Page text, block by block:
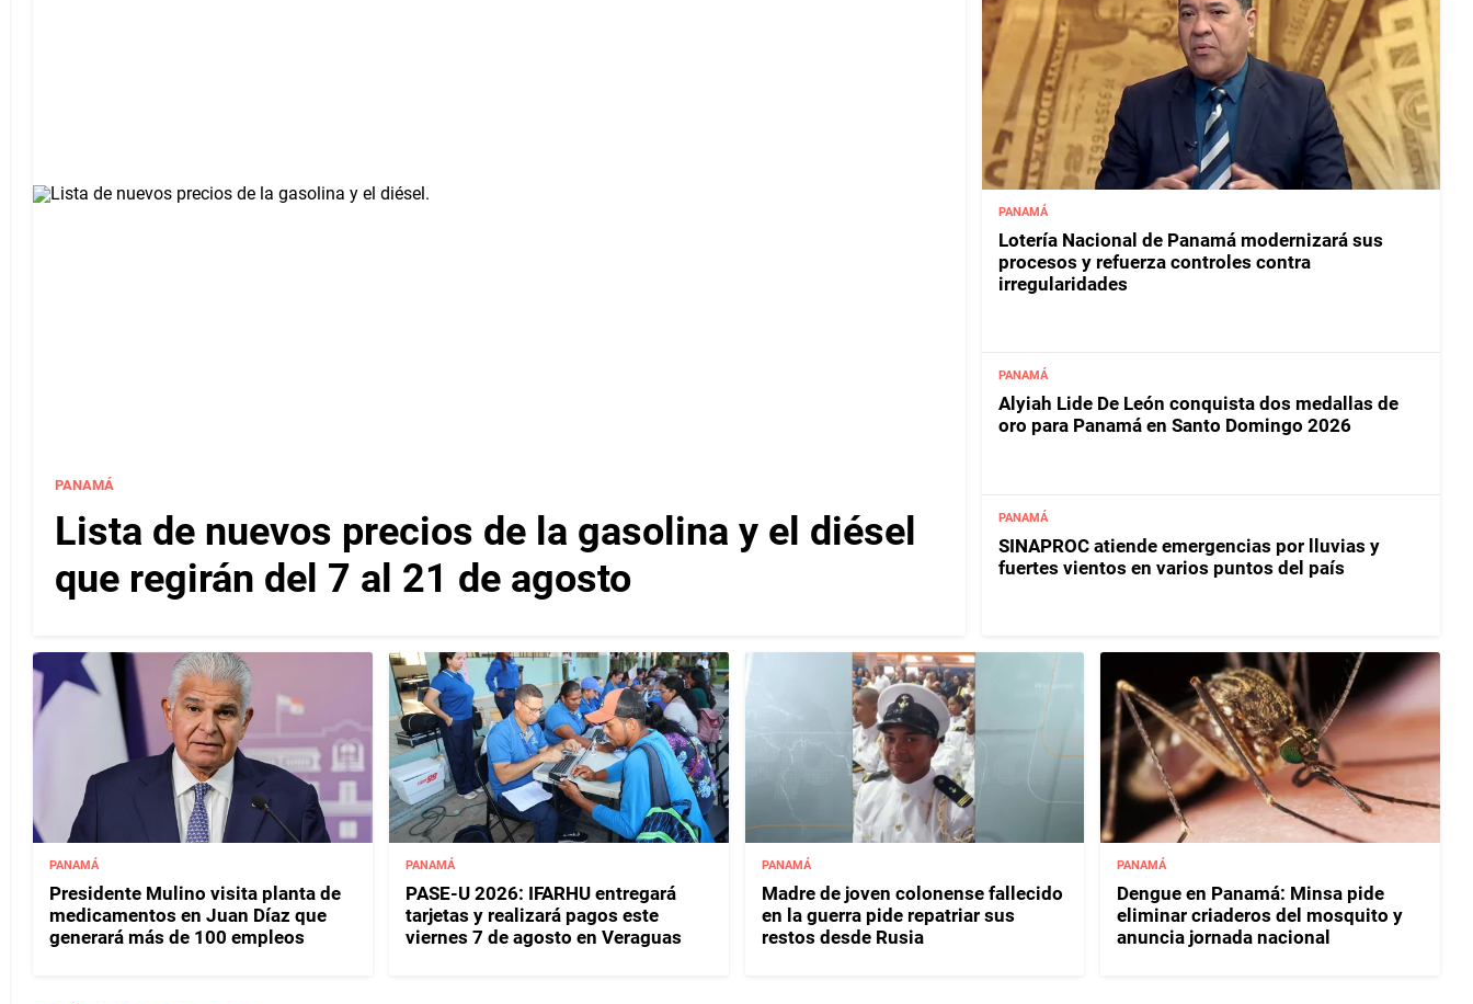
PANAMÁ
Lista de nuevos precios de la gasolina y el diésel
que regirán del 7 al 21 de agosto
PANAMÁ
Lotería Nacional de Panamá modernizará sus
procesos y refuerza controles contra
irregularidades
PANAMÁ
Alyiah Lide De León conquista dos medallas de
oro para Panamá en Santo Domingo 2026
PANAMÁ
SINAPROC atiende emergencias por lluvias y
fuertes vientos en varios puntos del país
PANAMÁ
Presidente Mulino visita planta de
medicamentos en Juan Díaz que
generará más de 100 empleos
PANAMÁ
PASE-U 2026: IFARHU entregará
tarjetas y realizará pagos este
viernes 7 de agosto en Veraguas
PANAMÁ
Madre de joven colonense fallecido
en la guerra pide repatriar sus
restos desde Rusia
PANAMÁ
Dengue en Panamá: Minsa pide
eliminar criaderos del mosquito y
anuncia jornada nacional